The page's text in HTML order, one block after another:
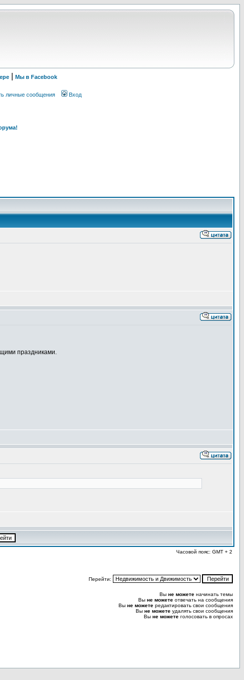
| Мы в Facebook
личные сообщения Вход
праздниками.
Часовой пояс: GMT + 2
Перейти:
Вы не можете начинать темы
Вы не можете отвечать на сообщения
Вы не можете редактировать свои сообщения
Вы не можете удалять свои сообщения
Вы не можете голосовать в опросах